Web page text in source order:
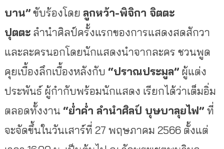
บาน”ขับร้องโดย ลูกหว้า-พิจิกา จิตตะ
ปุตตะลำนำศิลป์ครั้งแรกของการแสดงสดสักวา
และละครนอกโดยนักแสดงนำจากละคร ชวนพูด
คุยเบื้องลึกเบื้องหลังกับ “ปราณประมูล”ผู้แต่ง
ประพันธ์ ผู้กำกับพร้อมนักแสดง เรียกได้ว่าเต็มอิ่ม
ตลอดทั้งงาน “ย่ำค่ำ ลำนำศิลป์ บุษบาลุยไฟ” ที่
จะจัดขึ้นในวันเสาร์ที่ 27 พฤษภาคม 2566 ตั้งแต่